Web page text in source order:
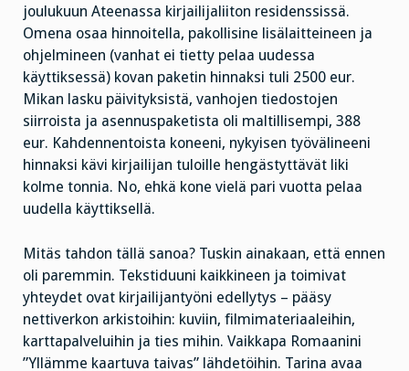
joulukuun Ateenassa kirjailijaliiton residenssissä.
Omena osaa hinnoitella, pakollisine lisälaitteineen ja
ohjelmineen (vanhat ei tietty pelaa uudessa
käyttiksessä) kovan paketin hinnaksi tuli 2500 eur.
Mikan lasku päivityksistä, vanhojen tiedostojen
siirroista ja asennuspaketista oli maltillisempi, 388
eur. Kahdennentoista koneeni, nykyisen työvälineeni
hinnaksi kävi kirjailijan tuloille hengästyttävät liki
kolme tonnia. No, ehkä kone vielä pari vuotta pelaa
uudella käyttiksellä.
Mitäs tahdon tällä sanoa? Tuskin ainakaan, että ennen
oli paremmin. Tekstiduuni kaikkineen ja toimivat
yhteydet ovat kirjailijantyöni edellytys – pääsy
nettiverkon arkistoihin: kuviin, filmimateriaaleihin,
karttapalveluihin ja ties mihin. Vaikkapa Romaanini
”Yllämme kaartuva taivas” lähdetöihin. Tarina avaa